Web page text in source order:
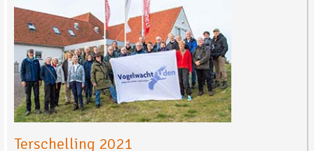
Terschelling 2021